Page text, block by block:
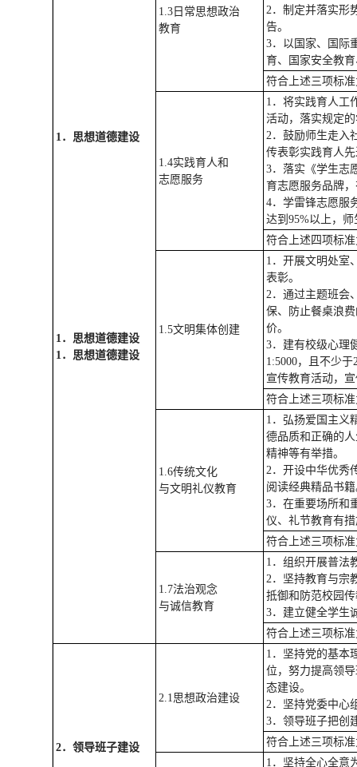
1．思想道德建设
1．思想道德建设
1．思想道德建设
1.3日常思想政治
教育
2．制定并落实形
告。
3．以国家、国际
育、国家安全教
符合上述三项标
1.4实践育人和
志愿服务
1．将实践育人工
活动，落实规定
2．鼓励师生走入
传表彰实践育人
3．落实《学生志
育志愿服务品牌
4．学雷锋志愿服
达到95%以上，
符合上述四项标
1.5文明集体创建
1．开展文明处室
表彰。
2．通过主题班会
保、防止餐桌浪
价。
3．建有校级心理
1:5000，且不少
宣传教育活动，
符合上述三项标
1.6传统文化
与文明礼仪教育
1．弘扬爱国主义
德品质和正确的
精神等有举措。
2．开设中华优秀
阅读经典精品书
3．在重要场所和
仪、礼节教育有
符合上述三项标
1.7法治观念
与诚信教育
1．组织开展普法
2．坚持教育与宗
抵御和防范校园
3．建立健全学生
符合上述三项标
2． 领导班子建设
2.1思想政治建设
1．坚持党的基本
位，努力提高领
态建设。
2．坚持党委中心
3．领导班子把创
符合上述三项标
1．坚持全心全意